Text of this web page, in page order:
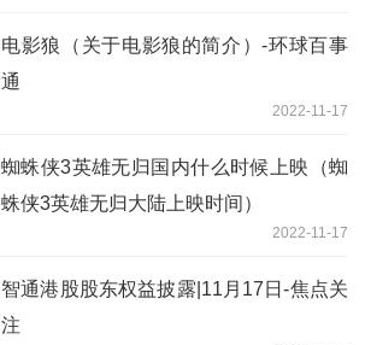
电影狼（关于电影狼的简介）-环球百事
通
2022-11-17
蜘蛛侠3英雄无归国内什么时候上映（蜘
蛛侠3英雄无归大陆上映时间）
2022-11-17
智通港股股东权益披露|11月17日-焦点关
注